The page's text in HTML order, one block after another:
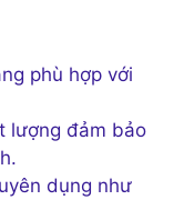
phù hợp với
lượng đảm bảo
dụng như